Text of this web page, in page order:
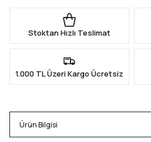
Stoktan Hızlı Teslimat
1.000 TL Üzeri Kargo Ücretsiz
Ürün Bilgisi